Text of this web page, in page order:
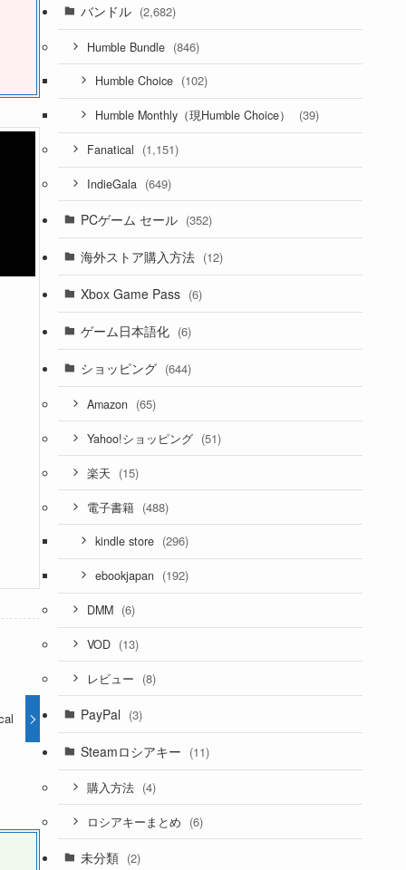
バンドル (2,682)
Humble Bundle (846)
Humble Choice (102)
Humble Monthly（現Humble Choice） (39)
Fanatical (1,151)
IndieGala (649)
PCゲーム セール (352)
海外ストア購入方法 (12)
Xbox Game Pass (6)
ゲーム日本語化 (6)
ショッピング (644)
Amazon (65)
Yahoo!ショッピング (51)
楽天 (15)
電子書籍 (488)
kindle store (296)
ebookjapan (192)
DMM (6)
VOD (13)
レビュー (8)
PayPal (3)
Steamロシアキー (11)
購入方法 (4)
ロシアキーまとめ (6)
未分類 (2)